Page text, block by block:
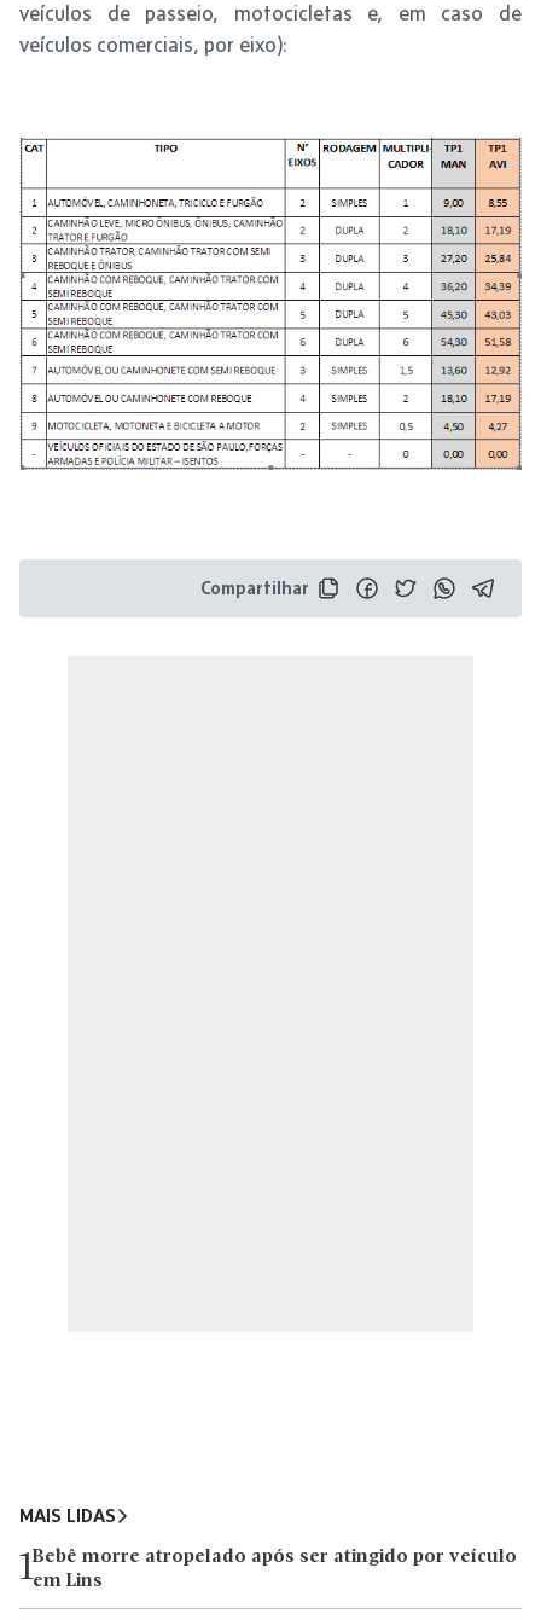
veículos de passeio, motocicletas e, em caso de
veículos comerciais, por eixo):
Compartilhar
MAIS LIDAS
1Bebê morre atropelado após ser atingido por veículo
em Lins